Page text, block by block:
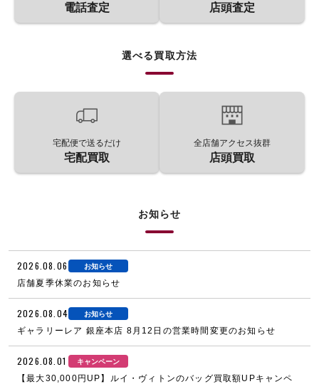
電話査定 店頭査定
選べる買取方法
宅配便で送るだけ
宅配買取
全店舗アクセス抜群
店頭買取
お知らせ
2026.08.06 お知らせ
店舗夏季休業のお知らせ
2026.08.04 お知らせ
ギャラリーレア 銀座本店 8月12日の営業時間変更のお知らせ
2026.08.01 キャンペーン
【最大30,000円UP】ルイ・ヴィトンのバッグ買取額UPキャンペ